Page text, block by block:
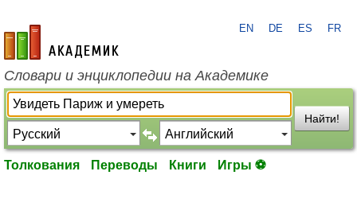
academic.ru
EN DE ES FR
Словари и энциклопедии на Академике
Найти!
Толкования Переводы Книги Игры ⚽